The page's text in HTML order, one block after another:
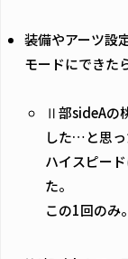
装備やアーツ設
モードにできた
Ⅱ部sideAの
した…と思っ
ハイスピー
た。
この1回のみ